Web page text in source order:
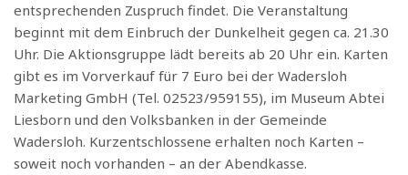
entsprechenden Zuspruch findet. Die Veranstaltung
beginnt mit dem Einbruch der Dunkelheit gegen ca. 21.30
Uhr. Die Aktionsgruppe lädt bereits ab 20 Uhr ein. Karten
gibt es im Vorverkauf für 7 Euro bei der Wadersloh
Marketing GmbH (Tel. 02523/959155), im Museum Abtei
Liesborn und den Volksbanken in der Gemeinde
Wadersloh. Kurzentschlossene erhalten noch Karten –
soweit noch vorhanden – an der Abendkasse.